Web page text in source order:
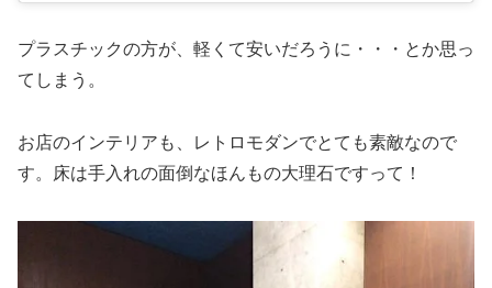
プラスチックの方が、軽くて安いだろうに・・・とか思っ
てしまう。
お店のインテリアも、レトロモダンでとても素敵なので
す。床は手入れの面倒なほんもの大理石ですって！